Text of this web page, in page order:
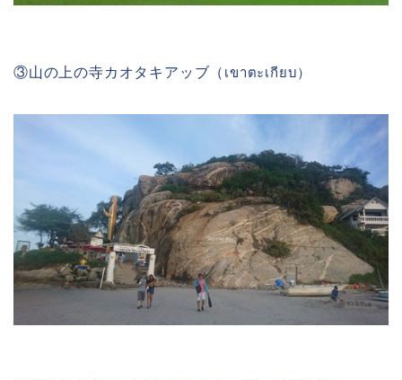
③山の上の寺カオタキアッブ（ เขาตะเกียบ）